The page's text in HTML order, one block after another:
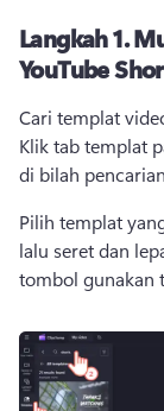
Langkah 1.
YouTube
Klik tab templat
di bilah
Pilih templat
lalu seret dan
tombol gunakan